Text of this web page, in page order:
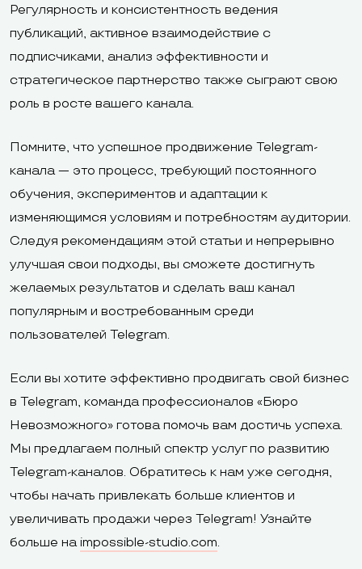
Регулярность и консистентность ведения
публикаций, активное взаимодействие с
подписчиками, анализ эффективности и
стратегическое партнерство также сыграют свою
роль в росте вашего канала.
Помните, что успешное продвижение Telegram-
канала — это процесс, требующий постоянного
обучения, экспериментов и адаптации к
изменяющимся условиям и потребностям аудитории.
Следуя рекомендациям этой статьи и непрерывно
улучшая свои подходы, вы сможете достигнуть
желаемых результатов и сделать ваш канал
популярным и востребованным среди
пользователей Telegram.
Если вы хотите эффективно продвигать свой бизнес
в Telegram, команда профессионалов «Бюро
Невозможного» готова помочь вам достичь успеха.
Мы предлагаем полный спектр услуг по развитию
Telegram-каналов. Обратитесь к нам уже сегодня,
чтобы начать привлекать больше клиентов и
увеличивать продажи через Telegram! Узнайте
больше наimpossible-studio.com.